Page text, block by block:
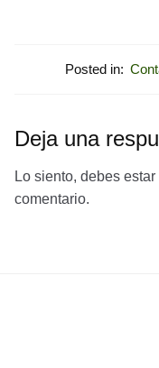
Posted in:
Deja una
Lo siento, debes estar
comentario.